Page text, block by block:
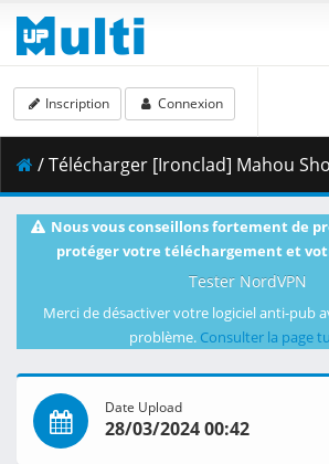
Inscription Connexion
/ Télécharger [Ironclad] Mahou Shoujo ni Akogarete - 13 [10bit.1080p.AV1].mkv.002
Nous vous conseillons fortement de
protéger votre téléchargement et
Tester NordVPN
Merci de désactiver votre logiciel anti-pub
problème. Consulter la page
Date Upload
28/03/2024 00:42